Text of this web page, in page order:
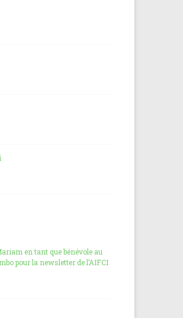
en tant que bénévole au
pour la newsletter de l’AIFCI